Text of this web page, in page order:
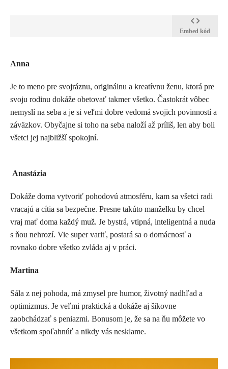
Embed kód
​Anna
Je to meno pre svojráznu, originálnu a kreatívnu ženu, ktorá pre
svoju rodinu dokáže obetovať takmer všetko. Častokrát vôbec
nemyslí na seba a je si veľmi dobre vedomá svojich povinností a
záväzkov. Obyčajne si toho na seba naloží až príliš, len aby boli
všetci jej najbližší spokojní.
Anastázia
Dokáže doma vytvoriť pohodovú atmosféru, kam sa všetci radi
vracajú a cítia sa bezpečne. Presne takúto manželku by chcel
vraj mať doma každý muž. Je bystrá, vtipná, inteligentná a nuda
s ňou nehrozí. Vie super variť, postará sa o domácnosť a
rovnako dobre všetko zvláda aj v práci.
Martina
Sála z nej pohoda, má zmysel pre humor, životný nadhľad a
optimizmus. Je veľmi praktická a dokáže aj šikovne
zaobchádzať s peniazmi. Bonusom je, že sa na ňu môžete vo
všetkom spoľahnúť a nikdy vás nesklame.